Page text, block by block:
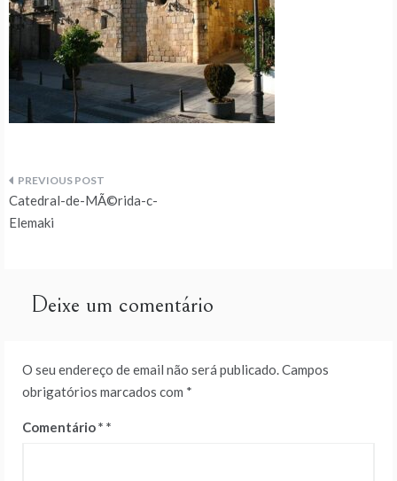
Navegação
de
Catedral-de-MÃ©rida-c-
Elemaki
Deixe um comentário
O seu endereço de email não será publicado.Campos
obrigatórios marcados com *
Comentário*